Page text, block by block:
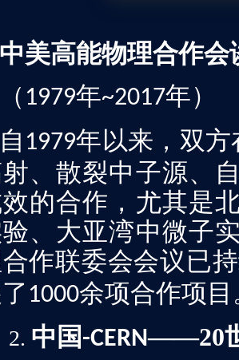
中美高能物理合作会
（ 1979年~2017年）
自 1979年以来，双
、散裂中子源、
的合作，尤其是
、大亚湾中微子
作联委会会议已
1000余项合作项目
中国-CERN——20